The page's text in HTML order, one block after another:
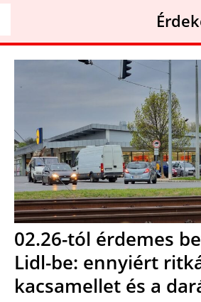
02.26-tól érdemes
Lidl-be: ennyiért
kacsamellet és a